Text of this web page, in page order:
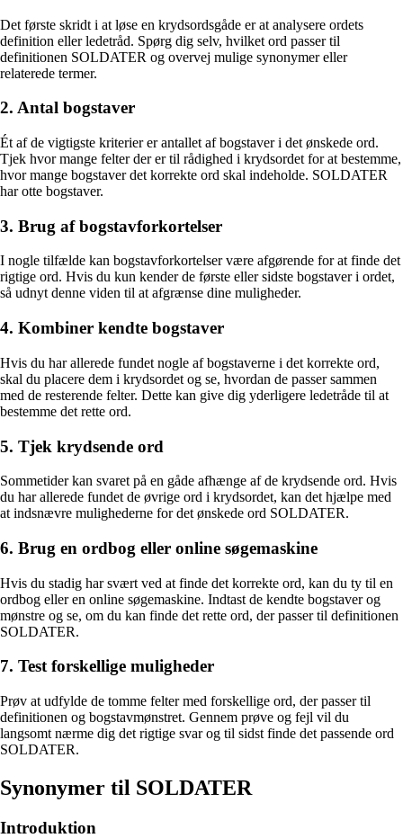
Det første skridt i at løse en krydsordsgåde er at analysere ordets
definition eller ledetråd. Spørg dig selv, hvilket ord passer til
definitionen SOLDATER og overvej mulige synonymer eller
relaterede termer.
2. Antal bogstaver
Ét af de vigtigste kriterier er antallet af bogstaver i det ønskede ord.
Tjek hvor mange felter der er til rådighed i krydsordet for at bestemme,
hvor mange bogstaver det korrekte ord skal indeholde. SOLDATER
har otte bogstaver.
3. Brug af bogstavforkortelser
I nogle tilfælde kan bogstavforkortelser være afgørende for at finde det
rigtige ord. Hvis du kun kender de første eller sidste bogstaver i ordet,
så udnyt denne viden til at afgrænse dine muligheder.
4. Kombiner kendte bogstaver
Hvis du har allerede fundet nogle af bogstaverne i det korrekte ord,
skal du placere dem i krydsordet og se, hvordan de passer sammen
med de resterende felter. Dette kan give dig yderligere ledetråde til at
bestemme det rette ord.
5. Tjek krydsende ord
Sommetider kan svaret på en gåde afhænge af de krydsende ord. Hvis
du har allerede fundet de øvrige ord i krydsordet, kan det hjælpe med
at indsnævre mulighederne for det ønskede ord SOLDATER.
6. Brug en ordbog eller online søgemaskine
Hvis du stadig har svært ved at finde det korrekte ord, kan du ty til en
ordbog eller en online søgemaskine. Indtast de kendte bogstaver og
mønstre og se, om du kan finde det rette ord, der passer til definitionen
SOLDATER.
7. Test forskellige muligheder
Prøv at udfylde de tomme felter med forskellige ord, der passer til
definitionen og bogstavmønstret. Gennem prøve og fejl vil du
langsomt nærme dig det rigtige svar og til sidst finde det passende ord
SOLDATER.
Synonymer til SOLDATER
Introduktion